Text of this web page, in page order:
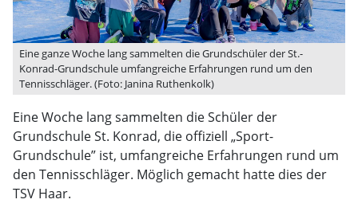
Eine ganze Woche lang sammelten die Grundschüler der St.-
Konrad-Grundschule umfangreiche Erfahrungen rund um den
Tennisschläger. (Foto: Janina Ruthenkolk)
Eine Woche lang sammelten die Schüler der
Grundschule St. Konrad, die offiziell „Sport-
Grundschule” ist, umfangreiche Erfahrungen rund um
den Tennisschläger. Möglich gemacht hatte dies der
TSV Haar.